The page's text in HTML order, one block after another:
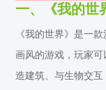
一、《我的世
《我的世界》是一
画风的游戏，玩家
造建筑、与生物交